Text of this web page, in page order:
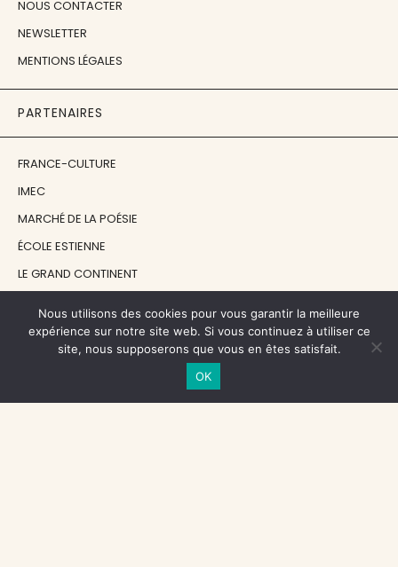
NOUS CONTACTER
NEWSLETTER
MENTIONS LÉGALES
PARTENAIRES
FRANCE-CULTURE
IMEC
MARCHÉ DE LA POÉSIE
ÉCOLE ESTIENNE
LE GRAND CONTINENT
EN ATTENDANT NADEAU
Nous utilisons des cookies pour vous garantir la meilleure
expérience sur notre site web. Si vous continuez à utiliser ce
site, nous supposerons que vous en êtes satisfait.
OK